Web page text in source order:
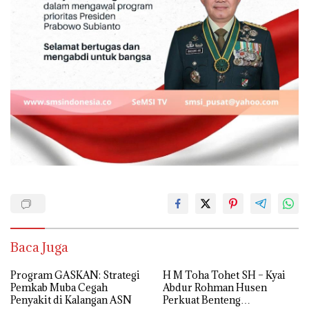
Baca Juga
Program GASKAN: Strategi
Pemkab Muba Cegah
Penyakit di Kalangan ASN
H M Toha Tohet SH – Kyai
Abdur Rohman Husen
Perkuat Benteng